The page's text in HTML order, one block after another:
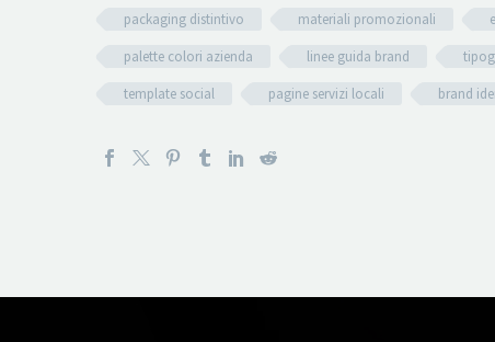
packaging distintivo
materiali promozionali
palette colori azienda
linee guida brand
template social
pagine servizi locali brand